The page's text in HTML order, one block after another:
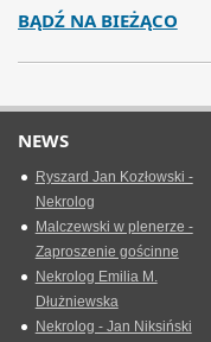
BĄDŹ NA BIEŻĄCO
NEWS
Ryszard Jan Kozłowski -
Nekrolog
Malczewski w plenerze -
Zaproszenie gościnne
Nekrolog Emilia M.
Dłużniewska
Nekrolog - Jan Niksiński